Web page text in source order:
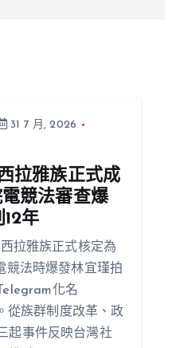
31 7 月, 2026
拉雅族正式成
競法審查爆
年
拉雅族正式核定為
競法時爆發林宜瑾拍
化名
從族群制度改革、政
起事件反映台灣社